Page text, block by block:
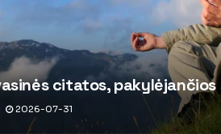
citatos, pakylėjančios
2026-07-31